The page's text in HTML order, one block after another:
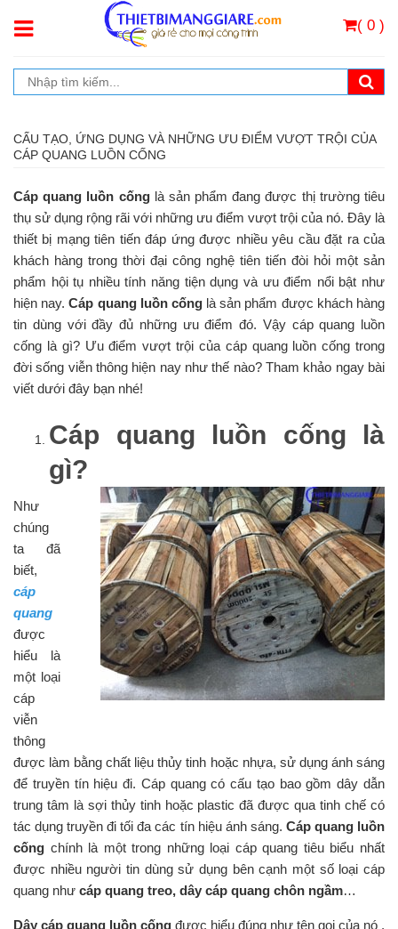
( 0 )
CẤU TẠO, ỨNG DỤNG VÀ NHỮNG ƯU ĐIỂM VƯỢT TRỘI CỦA
CÁP QUANG LUỒN CỐNG
Cáp quang luồn cốnglà sản phẩm đang được thị trường tiêu
thụ sử dụng rộng rãi với những ưu điểm vượt trội của nó. Đây là
thiết bị mạng tiên tiến đáp ứng được nhiều yêu cầu đặt ra của
khách hàng trong thời đại công nghệ tiên tiến đòi hỏi một sản
phẩm hội tụ nhiều tính năng tiện dụng và ưu điểm nổi bật như
hiện nay.Cáp quang luồn cốnglà sản phẩm được khách hàng
tin dùng với đầy đủ những ưu điểm đó. Vậy cáp quang luồn
cống là gì? Ưu điểm vượt trội của cáp quang luồn cống trong
đời sống viễn thông hiện nay như thế nào? Tham khảo ngay bài
viết dưới đây bạn nhé!
Cáp quang luồn cống là
gì?
Như
chúng
ta đã
biết,
cáp
quang
được
hiểu là
một loại
cáp
viễn
thông
được làm bằng chất liệu thủy tinh hoặc nhựa, sử dụng ánh sáng
để truyền tín hiệu đi. Cáp quang có cấu tạo bao gồm dây dẫn
trung tâm là sợi thủy tinh hoặc plastic đã được qua tinh chế có
tác dụng truyền đi tối đa các tín hiệu ánh sáng. Cáp quang luồn
cống chính là một trong những loại cáp quang tiêu biểu nhất
được nhiều người tin dùng sử dụng bên cạnh một số loại cáp
quang như cáp quang treo, dây cáp quang chôn ngầm…
Dây cáp quang luồn cống được hiểu đúng như tên gọi của nó ,